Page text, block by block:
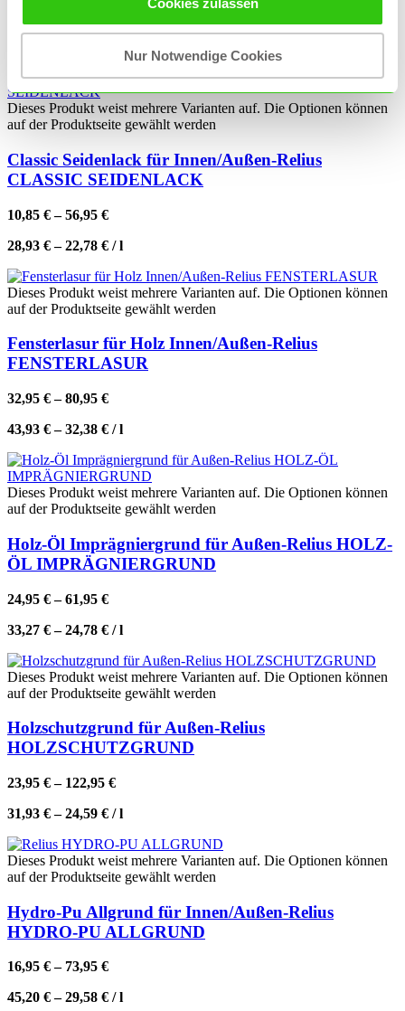
Nur Notwendige Cookies
Dieses Produkt weist mehrere Varianten auf. Die Optionen können
auf der Produktseite gewählt werden
Classic Seidenlack für Innen/Außen-Relius
CLASSIC SEIDENLACK
10,85 €–56,95 €
28,93 €–22,78 € /l
Dieses Produkt weist mehrere Varianten auf. Die Optionen können
auf der Produktseite gewählt werden
Fensterlasur für Holz Innen/Außen-Relius
FENSTERLASUR
32,95 €–80,95 €
43,93 €–32,38 € /l
Dieses Produkt weist mehrere Varianten auf. Die Optionen können
auf der Produktseite gewählt werden
Holz-Öl Imprägniergrund für Außen-Relius HOLZ-
ÖL IMPRÄGNIERGRUND
24,95 €–61,95 €
33,27 €–24,78 € /l
Dieses Produkt weist mehrere Varianten auf. Die Optionen können
auf der Produktseite gewählt werden
Holzschutzgrund für Außen-Relius
HOLZSCHUTZGRUND
23,95 €– 122,95 €
31,93 €–24,59 € /l
Dieses Produkt weist mehrere Varianten auf. Die Optionen können
auf der Produktseite gewählt werden
Hydro-Pu Allgrund für Innen/Außen-Relius
HYDRO-PU ALLGRUND
16,95 €– 73,95 €
45,20 €–29,58 € /l